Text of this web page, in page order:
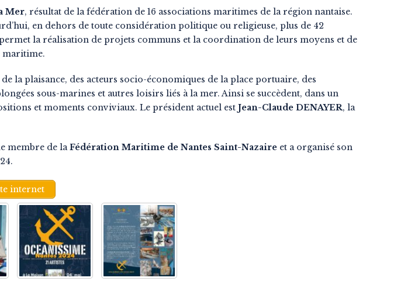
Mer, résultat de la fédération de 16 associations maritimes de la région nantaise.
en dehors de toute considération politique ou religieuse, plus de 42
la réalisation de projets communs et la coordination de leurs moyens et de
maritime.
la plaisance, des acteurs socio-économiques de la place portuaire, des
sous-marines et autres loisirs liés à la mer. Ainsi se succèdent, dans un
et moments conviviaux. Le président actuel est Jean-Claude DENAYER, la
membre de laFédération Maritime de Nantes Saint-Nazaire et a organisé son
internet